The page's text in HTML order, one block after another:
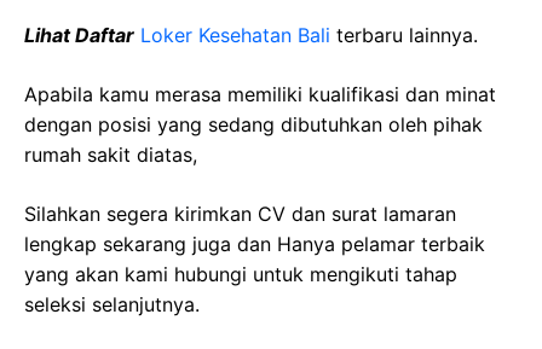
Lihat Daftar Loker Kesehatan Bali terbaru lainnya.
Apabila kamu merasa memiliki kualifikasi dan minat
dengan posisi yang sedang dibutuhkan oleh pihak
rumah sakit diatas,
Silahkan segera kirimkan CV dan surat lamaran
lengkap sekarang juga dan Hanya pelamar terbaik
yang akan kami hubungi untuk mengikuti tahap
seleksi selanjutnya.